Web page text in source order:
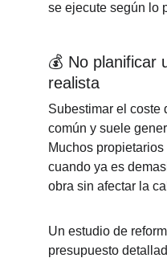
💰 No planificar
realista
Subestimar el coste
común y suele
Muchos
cuando ya es
obra sin afectar la
Un estudio de
presupuesto
se ejecute según lo